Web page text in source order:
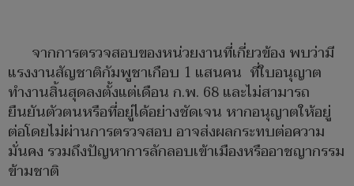
จากการตรวจสอบของหน่วยงานที่เกี่ยวข้อง พบว่ามี
แรงงานสัญชาติกัมพูชาเกือบ 1 แสนคน ที่ใบอนุญาต
ทำงานสิ้นสุดลงตั้งแต่เดือน ก.พ. 68 และไม่สามารถ
ยืนยันตัวตนหรือที่อยู่ได้อย่างชัดเจน หากอนุญาตให้อยู่
ต่อโดยไม่ผ่านการตรวจสอบ อาจส่งผลกระทบต่อความ
มั่นคง รวมถึงปัญหาการลักลอบเข้าเมืองหรืออาชญากรรม
ข้ามชาติ